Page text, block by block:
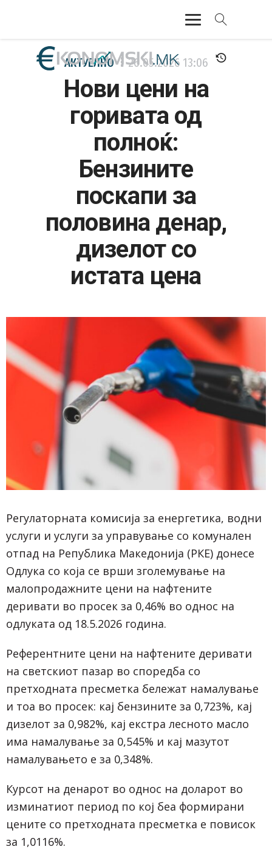
АКТУЕЛНО
ЕКОНОМИЈА
ФИНАНСИИ
БАНКАРСТВО
ЖИВОТ
АКТУЕЛНО 26.05.2026 13:06
Нови цени на
горивата од
полноќ:
Бензините
поскапи за
половина денар,
дизелот со
истата цена
Регулаторната комисија за енергетика, водни
услуги и услуги за управување со комунален
отпад на Република Македонија (РКЕ) донесе
Одлука со која се врши зголемување на
малопродажните цени на нафтените
деривати во просек за 0,46% во однос на
одлуката од 18.5.2026 година.
Референтните цени на нафтените деривати
на светскиот пазар во споредба со
претходната пресметка бележат намалување
и тоа во просек: кај бензините за 0,723%, кај
дизелот за 0,982%, кај екстра лесното масло
има намалување за 0,545% и кај мазутот
намалувањето е за 0,348%.
Курсот на денарот во однос на доларот во
изминатиот период по кој беа формирани
цените со претходната пресметка е повисок
за 1,0116%.